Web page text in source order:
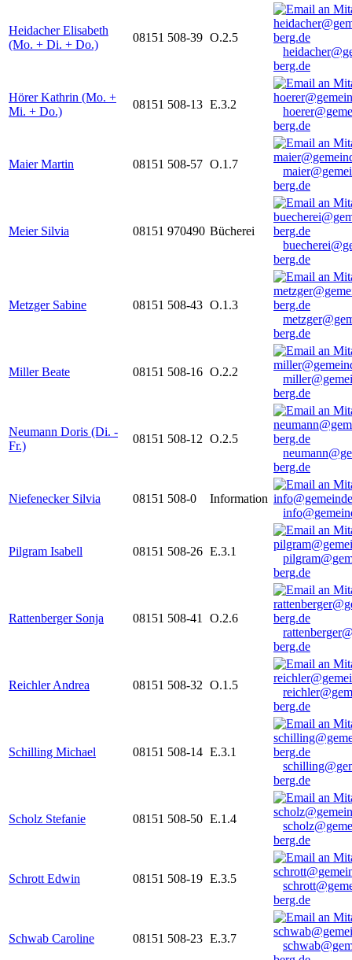
Heidacher Elisabeth
(Mo. + Di. + Do.)
08151 508-39 O.2.5
berg.de
Hörer Kathrin (Mo. +
Mi. + Do.)
08151 508-13 E.3.2
berg.de
Maier Martin 08151 508-57 O.1.7
berg.de
Meier Silvia 08151 970490 Bücherei
berg.de
Metzger Sabine 08151 508-43 O.1.3
berg.de
Miller Beate 08151 508-16 O.2.2
berg.de
Neumann Doris (Di. -
Fr.)
08151 508-12 O.2.5
berg.de
Niefenecker Silvia 08151 508-0
Information
Pilgram Isabell 08151 508-26 E.3.1
berg.de
Rattenberger Sonja 08151 508-41
O.2.6
berg.de
Reichler Andrea 08151 508-32 O.1.5
berg.de
Schilling Michael 08151 508-14 E.3.1
berg.de
Scholz Stefanie 08151 508-50 E.1.4
berg.de
Schrott Edwin 08151 508-19 E.3.5
berg.de
Schwab Caroline 08151 508-23 E.3.7